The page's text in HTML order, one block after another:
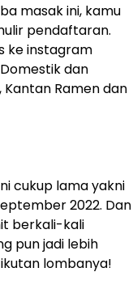
masak ini, kamu
pendaftaran.
ke instagram
dan
Kantan Ramen dan
cukup lama yakni
2022. Dan
berkali-kali
pun jadi lebih
lombanya!